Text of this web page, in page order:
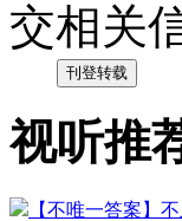
交相关
视听推
【不唯一答案】